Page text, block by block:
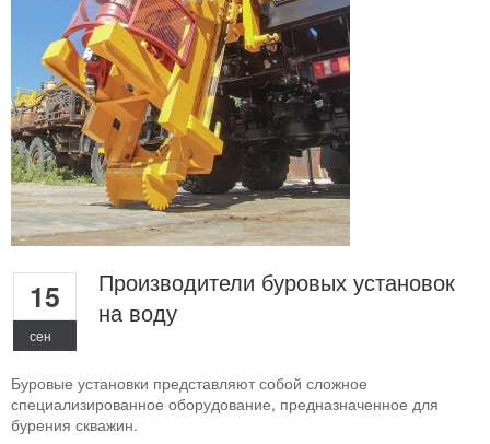
15
сен
Производители буровых установок
на воду
Буровые установки представляют собой сложное
специализированное оборудование, предназначенное для
бурения скважин.